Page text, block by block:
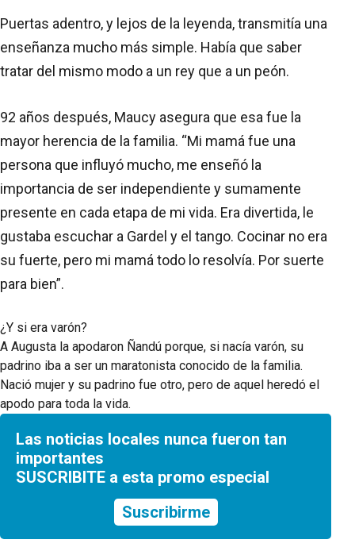
Puertas adentro, y lejos de la leyenda, transmitía una
enseñanza mucho más simple. Había que saber
tratar del mismo modo a un rey que a un peón.
92 años después, Maucy asegura que esa fue la
mayor herencia de la familia. “Mi mamá fue una
persona que influyó mucho, me enseñó la
importancia de ser independiente y sumamente
presente en cada etapa de mi vida. Era divertida, le
gustaba escuchar a Gardel y el tango. Cocinar no era
su fuerte, pero mi mamá todo lo resolvía. Por suerte
para bien”.
¿Y si era varón?
A Augusta la apodaron Ñandú porque, si nacía varón, su
padrino iba a ser un maratonista conocido de la familia.
Nació mujer y su padrino fue otro, pero de aquel heredó el
apodo para toda la vida.
Las noticias locales nunca fueron tan
importantes
SUSCRIBITE a esta promo especial
Suscribirme